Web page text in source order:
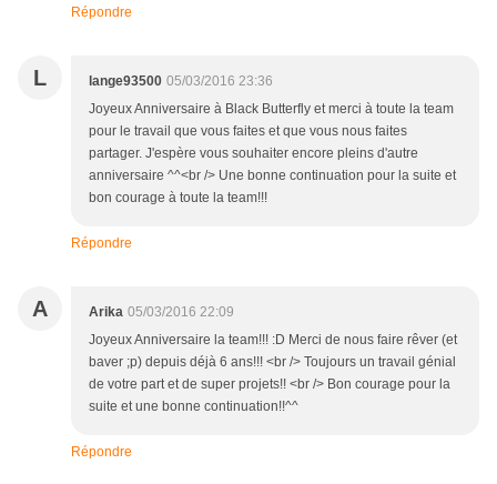
Répondre
L lange93500 05/03/2016 23:36
Joyeux Anniversaire à Black Butterfly et merci à toute la team
pour le travail que vous faites et que vous nous faites
partager. J'espère vous souhaiter encore pleins d'autre
anniversaire ^^<br /> Une bonne continuation pour la suite et
bon courage à toute la team!!!
Répondre
A Arika 05/03/2016 22:09
Joyeux Anniversaire la team!!! :D Merci de nous faire rêver (et
baver ;p) depuis déjà 6 ans!!! <br /> Toujours un travail génial
de votre part et de super projets!! <br /> Bon courage pour la
suite et une bonne continuation!!^^
Répondre